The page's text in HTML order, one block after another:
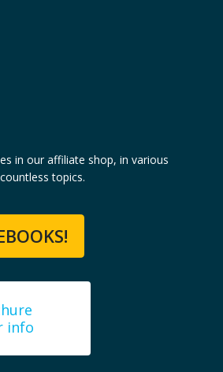
in our affiliate shop, in various
topics.
info